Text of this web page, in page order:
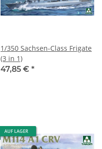
1/350 Sachsen-Class Frigate
(3 in 1)
47,85 € *
AUF LAGER